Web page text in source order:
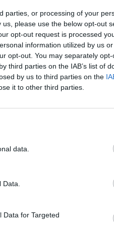
parties, or processing of your
please use the below opt-out
opt-out request is processed
information utilized by us
opt-out. You may separately
third parties on the IAB’s list of
by us to third parties on the
it to other third parties.
data.
Data for Targeted
una nueva jornada
influyen en el
afectar al
pasar
La salud comienza
se centra en el
en